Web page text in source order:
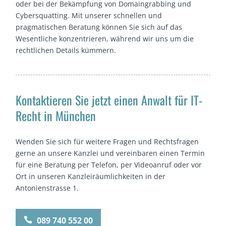
oder bei der Bekämpfung von Domaingrabbing und
Cybersquatting. Mit unserer schnellen und
pragmatischen Beratung können Sie sich auf das
Wesentliche konzentrieren, während wir uns um die
rechtlichen Details kümmern.
Kontaktieren Sie jetzt einen Anwalt für IT-
Recht in München
Wenden Sie sich für weitere Fragen und Rechtsfragen
gerne an unsere Kanzlei und vereinbaren einen Termin
für eine Beratung per Telefon, per Videoanruf oder vor
Ort in unseren Kanzleiräumlichkeiten in der
Antonienstrasse 1.
 089 740 552 00